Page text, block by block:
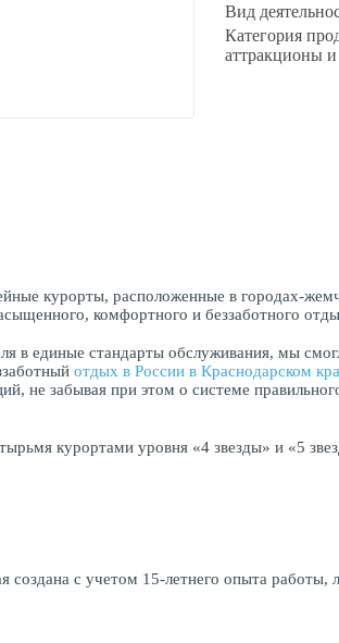
Вид
Категория
аттракционы
курорты, расположенные в городах-
комфортного и беззаботного
в единые стандарты обслуживания, мы
отдых в России в Краснодарском
не забывая при этом о системе
курортами уровня «4 звезды» и «5
создана с учетом 15-летнего опыта